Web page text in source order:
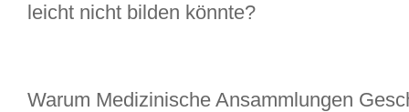
leicht nicht bilden könnte?
Warum Medizinische Ansammlungen